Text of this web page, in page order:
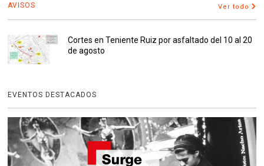
AVISOS Ver todo
Cortes en Teniente Ruiz por asfaltado del 10 al 20
de agosto
EVENTOS DESTACADOS